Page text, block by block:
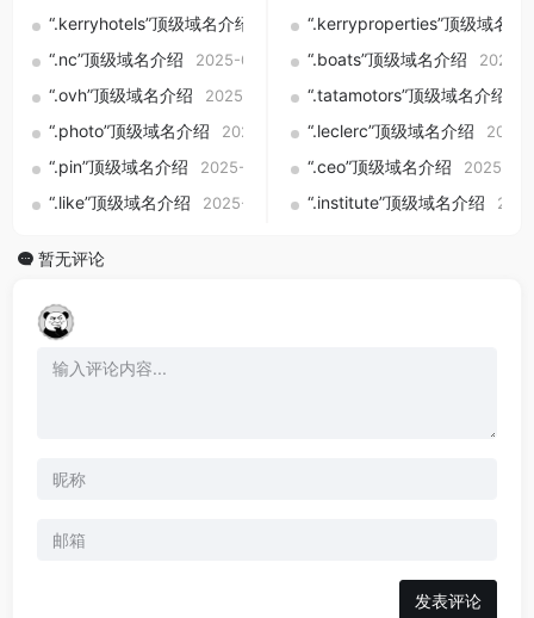
“.kerryhotels”顶级域名介绍 2025-09-01
“.kerryproperties”顶级域名介
“.nc”顶级域名介绍
2025-09-01 “.boats”顶级域名介绍 2025-
“.ovh”顶级域名介绍 2025-09-01 “.tatamotors”顶级域名介绍
“.photo”顶级域名介绍 2025-09-01“.leclerc”顶级域名介绍
“.pin”顶级域名介绍 2025-09-01 “.ceo”顶级域名介绍 2025-
“.like”顶级域名介绍 2025-09-01 “.institute”顶级域名介绍
暂无评论
发表评论